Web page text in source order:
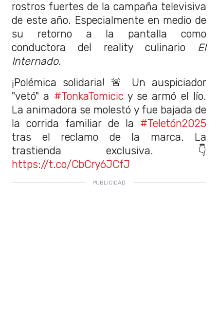
rostros fuertes de la campaña televisiva
de este año. Especialmente en medio de
su retorno a la pantalla como
conductora del reality culinario El
Internado.
¡Polémica solidaria! 🚨 Un auspiciador
"vetó" a #TonkaTomicic y se armó el lío.
La animadora se molestó y fue bajada de
la corrida familiar de la #Teletón2025
tras el reclamo de la marca. La
trastienda exclusiva. 👇
https://t.co/CbCry6JCfJ